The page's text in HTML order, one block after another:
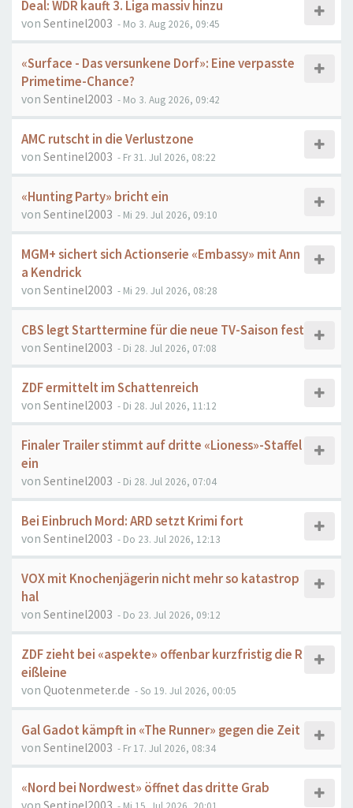
Deal: WDR kauft 3. Liga massiv hinzu
von Sentinel2003 - Mo 3. Aug 2026, 09:45
«Surface - Das versunkene Dorf»: Eine verpasste
Primetime-Chance?
von Sentinel2003 - Mo 3. Aug 2026, 09:42
AMC rutscht in die Verlustzone
von Sentinel2003 - Fr 31. Jul 2026, 08:22
«Hunting Party» bricht ein
von Sentinel2003 - Mi 29. Jul 2026, 09:10
MGM+ sichert sich Actionserie «Embassy» mit Ann
a Kendrick
von Sentinel2003 - Mi 29. Jul 2026, 08:28
CBS legt Starttermine für die neue TV-Saison fest
von Sentinel2003 - Di 28. Jul 2026, 07:08
ZDF ermittelt im Schattenreich
von Sentinel2003 - Di 28. Jul 2026, 11:12
Finaler Trailer stimmt auf dritte «Lioness»-Staffel
ein
von Sentinel2003 - Di 28. Jul 2026, 07:04
Bei Einbruch Mord: ARD setzt Krimi fort
von Sentinel2003 - Do 23. Jul 2026, 12:13
VOX mit Knochenjägerin nicht mehr so katastrop
hal
von Sentinel2003 - Do 23. Jul 2026, 09:12
ZDF zieht bei «aspekte» offenbar kurzfristig die R
eißleine
von Quotenmeter.de - So 19. Jul 2026, 00:05
Gal Gadot kämpft in «The Runner» gegen die Zeit
von Sentinel2003 - Fr 17. Jul 2026, 08:34
«Nord bei Nordwest» öffnet das dritte Grab